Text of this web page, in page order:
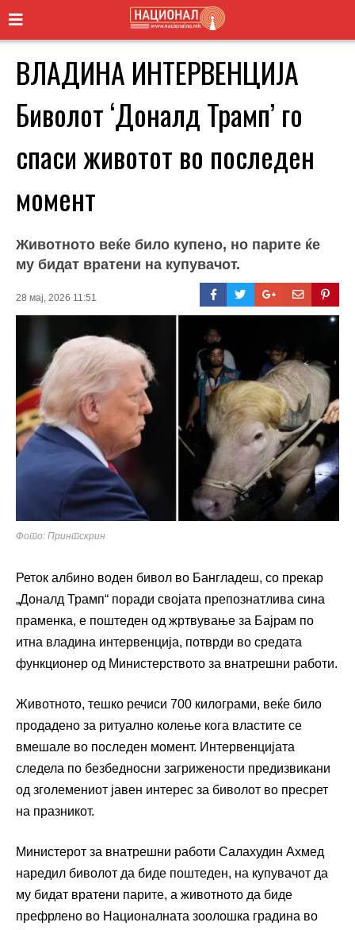
ВЛАДИНА ИНТЕРВЕНЦИЈА
Биволот ‘Доналд Трамп’ го
спаси животот во последен
момент
Животното веќе било купено, но парите ќе
му бидат вратени на купувачот.
28 мај, 2026 11:51
Фото: Принтскрин
Реток албино воден бивол во Бангладеш, со прекар
„Доналд Трамп“ поради својата препознатлива сина
праменка, е поштеден од жртвување за Бајрам по
итна владина интервенција, потврди во средата
функционер од Министерството за внатрешни работи.
Животното, тешко речиси 700 килограми, веќе било
продадено за ритуално колење кога властите се
вмешале во последен момент. Интервенцијата
следела по безбедносни загрижености предизвикани
од зголемениот јавен интерес за биволот во пресрет
на празникот.
Министерот за внатрешни работи Салахудин Ахмед
наредил биволот да биде поштеден, на купувачот да
му бидат вратени парите, а животното да биде
префрлено во Националната зоолошка градина во